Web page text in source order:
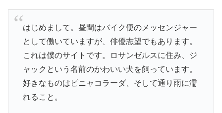
はじめまして。昼間はバイク便のメッセンジャー
として働いていますが、俳優志望でもあります。
これは僕のサイトです。ロサンゼルスに住み、ジ
ャックという名前のかわいい犬を飼っています。
好きなものはピニャコラーダ、そして通り雨に濡
れること。